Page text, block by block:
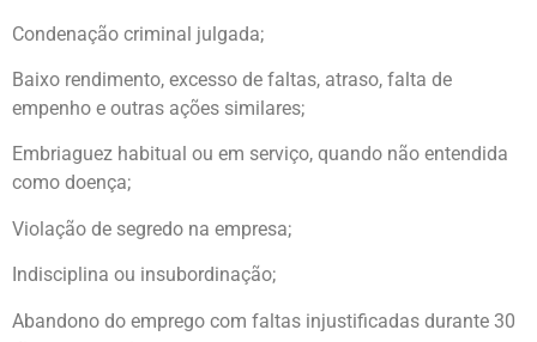
Condenação criminal julgada;
Baixo rendimento, excesso de faltas, atraso, falta de
empenho e outras ações similares;
Embriaguez habitual ou em serviço, quando não entendida
como doença;
Violação de segredo na empresa;
Indisciplina ou insubordinação;
Abandono do emprego com faltas injustificadas durante 30